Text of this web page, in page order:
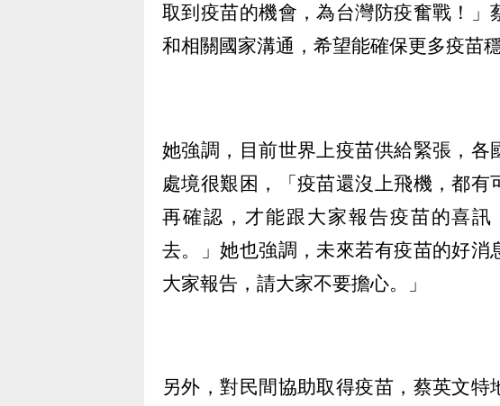
取到疫苗的機會，為台灣防疫奮戰！
和相關國家溝通，希望能確保更多疫苗穩
她強調，目前世界上疫苗供給緊張，各
處境很艱困，「疫苗還沒上飛機，都有
再確認，才能跟大家報告疫苗的喜
去。」她也強調，未來若有疫苗的好消
大家報告，請大家不要擔心。」
另外，對民間協助取得疫苗，蔡英文